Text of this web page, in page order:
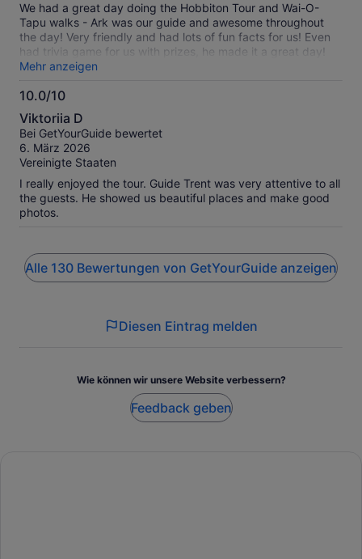
We had a great day doing the Hobbiton Tour and Wai-O-
Tapu walks - Ark was our guide and awesome throughout
the day! Very friendly and had lots of fun facts for us! Even
had trivia game for us with prizes, he made it a great day!
Hobbiton was cool to see as someone whose seen the
movies - would have been even cooler if there were more full
houses but it was cool to see the inside of the one house at
but we had a good time. We found Wai-O-Tapu kinda
underwhelming and the pools were nothing crazy but was
glad to see it as part of our day. Ark also took us to this
really lovely spot called “Secret Spot” where we got a nice
lunch and enjoyed shin pools - was a really nice way to relax
between sites
Mehr anzeigen
10.0/10
10.0
von
10
Viktoriia D
Bei GetYourGuide bewertet
6. März 2026
Vereinigte Staaten
I really enjoyed the tour. Guide Trent was very attentive to all
the guests. He showed us beautiful places and make good
photos.
Alle 130 Bewertungen von GetYourGuide anzeigen
Diesen Eintrag melden
Wie können wir unsere Website verbessern?
Feedback geben